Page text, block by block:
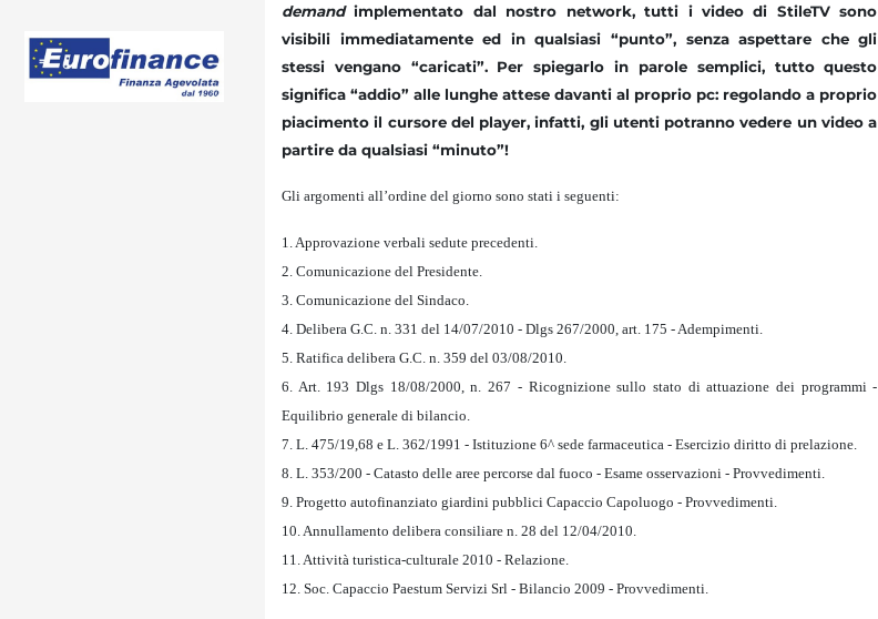
demandimplementato dal nostro network, tutti i video di StileTV sono
visibili immediatamente ed in qualsiasi “punto”, senza aspettare che gli
stessi vengano “caricati”. Per spiegarlo in parole semplici, tutto questo
significa “addio” alle lunghe attese davanti al proprio pc: regolando a proprio
piacimento il cursore del player, infatti, gli utenti potranno vedere un video a
partire da qualsiasi “minuto”!
Gli argomenti all’ordine del giorno sono stati i seguenti:
1. Approvazione verbali sedute precedenti.
2. Comunicazione del Presidente.
3. Comunicazione del Sindaco.
4. Delibera G.C. n. 331 del 14/07/2010 - Dlgs 267/2000, art. 175 - Adempimenti.
5. Ratifica delibera G.C. n. 359 del 03/08/2010.
6. Art. 193 Dlgs 18/08/2000, n. 267 - Ricognizione sullo stato di attuazione dei programmi -
Equilibrio generale di bilancio.
7. L. 475/19,68 e L. 362/1991 - Istituzione 6^ sede farmaceutica - Esercizio diritto di prelazione.
8. L. 353/200 - Catasto delle aree percorse dal fuoco - Esame osservazioni - Provvedimenti.
9. Progetto autofinanziato giardini pubblici Capaccio Capoluogo - Provvedimenti.
10. Annullamento delibera consiliare n. 28 del 12/04/2010.
11. Attività turistica-culturale 2010 - Relazione.
12. Soc. Capaccio Paestum Servizi Srl - Bilancio 2009 - Provvedimenti.